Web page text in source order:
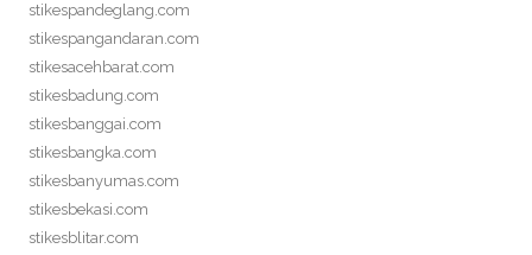
stikespandeglang.com
stikespangandaran.com
stikesacehbarat.com
stikesbadung.com
stikesbanggai.com
stikesbangka.com
stikesbanyumas.com
stikesbekasi.com
stikesblitar.com